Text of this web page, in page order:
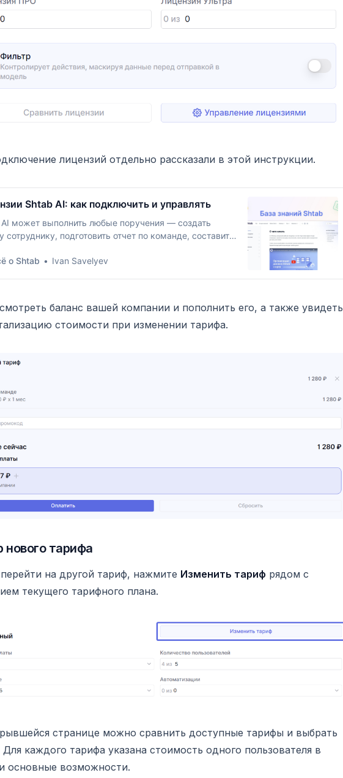
лицензий отдельно рассказали в этой инструкции.
Shtab AI: как подключить и управлять
может выполнить любые поручения — создать
сотруднику, подготовить отчет по команде, составить
по OKR. Но для работы с ассистентом нужна
есть свой
о Shtab Ivan Savelyev
баланс вашей компании и пополнить его, а также увидеть
стоимости при изменении тарифа.
нового тарифа
на другой тариф, нажмите Изменить тариф рядом с
текущего тарифного плана.
странице можно сравнить доступные тарифы и выбрать
каждого тарифа указана стоимость одного пользователя в
основные возможности.